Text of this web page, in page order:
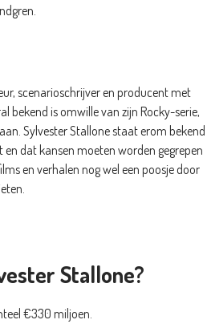
scenarioschrijver en producent met
bekend is omwille van zijn Rocky-serie,
Sylvester Stallone staat erom bekend
dat kansen moeten worden gegrepen
en verhalen nog wel een poosje door
Stallone?
€330 miljoen.